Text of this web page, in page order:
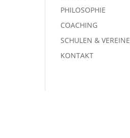
PHILOSOPHIE
COACHING
SCHULEN & VEREINE
KONTAKT